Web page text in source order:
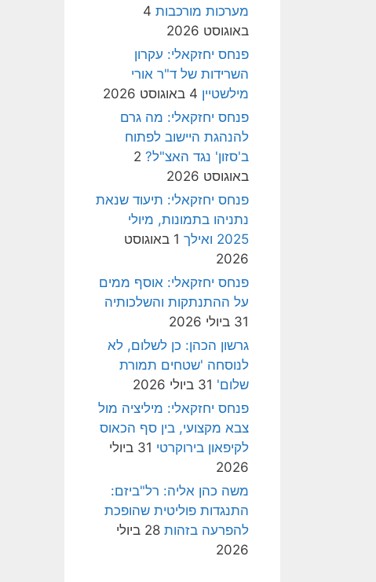
מערכות מורכבות 4
באוגוסט 2026
פנחס יחזקאלי: עקרון
השרידות של ד"ר אורי
מילשטיין 4 באוגוסט 2026
פנחס יחזקאלי: מה גרם
להנהגת היישוב לפתוח
ב'סזון' נגד האצ"ל? 2
באוגוסט 2026
פנחס יחזקאלי: תיעוד שנאת
נתניהו בתמונות, מיולי
2025 ואילך
1 באוגוסט
2026
פנחס יחזקאלי: אוסף ממים
על ההתנתקות והשלכותיה
31 ביולי 2026
גרשון הכהן: כן לשלום, לא
לנוסחה 'שטחים תמורת
שלום' 31 ביולי 2026
פנחס יחזקאלי: מיליציה מול
צבא מקצועי, בין סף הכאוס
לקיפאון בירוקרטי
31 ביולי
2026
משה כהן אליה: רל"ביזם:
התנגדות פוליטית שהופכת
להפרעה בזהות
28 ביולי
2026